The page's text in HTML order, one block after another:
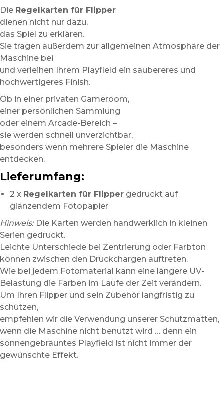
Die Regelkarten für Flipper
dienen nicht nur dazu,
das Spiel zu erklären.
Sie tragen außerdem zur allgemeinen Atmosphäre der
Maschine bei
und verleihen Ihrem Playfield ein saubereres und
hochwertigeres Finish.
Ob in einer privaten Gameroom,
einer persönlichen Sammlung
oder einem Arcade-Bereich –
sie werden schnell unverzichtbar,
besonders wenn mehrere Spieler die Maschine
entdecken.
Lieferumfang:
2 x Regelkarten für Flipper gedruckt auf
glänzendem Fotopapier
Hinweis:Die Karten werden handwerklich in kleinen
Serien gedruckt.
Leichte Unterschiede bei Zentrierung oder Farbton
können zwischen den Druckchargen auftreten.
Wie bei jedem Fotomaterial kann eine längere UV-
Belastung die Farben im Laufe der Zeit verändern.
Um Ihren Flipper und sein Zubehör langfristig zu
schützen,
empfehlen wir die Verwendung unserer Schutzmatten,
wenn die Maschine nicht benutzt wird … denn ein
sonnengebräuntes Playfield ist nicht immer der
gewünschte Effekt.